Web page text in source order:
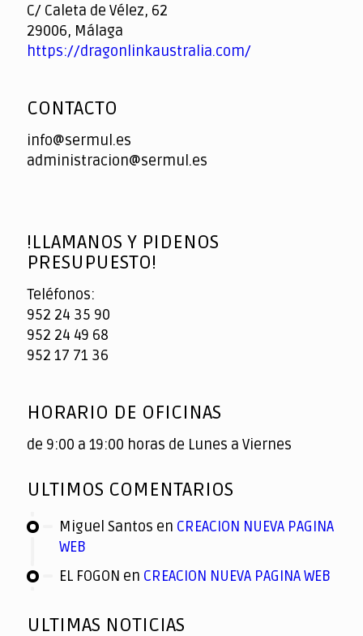
C/ Caleta de Vélez, 62
29006, Málaga
https://dragonlinkaustralia.com/
CONTACTO
info@sermul.es
administracion@sermul.es
!LLAMANOS Y PIDENOS
PRESUPUESTO!
Teléfonos:
952 24 35 90
952 24 49 68
952 17 71 36
HORARIO DE OFICINAS
de 9:00 a 19:00 horas de Lunes a Viernes
ULTIMOS COMENTARIOS
Miguel Santos en CREACION NUEVA PAGINA
WEB
EL FOGON en CREACION NUEVA PAGINA WEB
ULTIMAS NOTICIAS